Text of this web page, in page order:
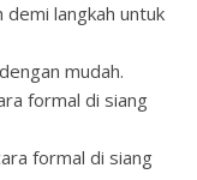
demi langkah untuk
mudah.
formal di siang
formal di siang